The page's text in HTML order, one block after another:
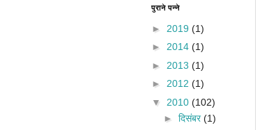
पुराने पन्ने
► 2019 (1)
► 2014 (1)
► 2013 (1)
► 2012 (1)
▼ 2010 (102)
► दिसंबर(1)